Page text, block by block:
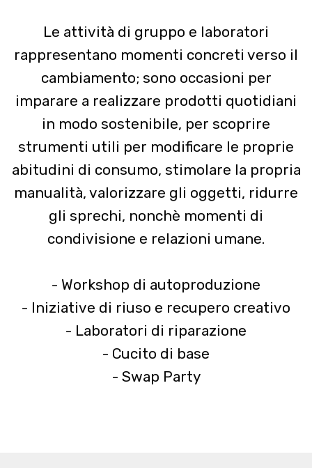
Le attività di gruppo e laboratori
rappresentano momenti concreti verso il
cambiamento; sono occasioni per
imparare a realizzare prodotti quotidiani
in modo sostenibile, per scoprire
strumenti utili per modificare le proprie
abitudini di consumo, stimolare la propria
manualità, valorizzare gli oggetti, ridurre
gli sprechi, nonchè momenti di
condivisione e relazioni umane.
- Workshop di autoproduzione
- Iniziative di riuso e recupero creativo
- Laboratori di riparazione
- Cucito di base
- Swap Party